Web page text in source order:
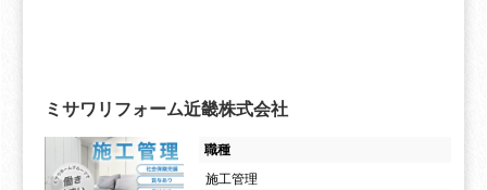
ミサワリフォーム近畿株式会社
職種
施工管理